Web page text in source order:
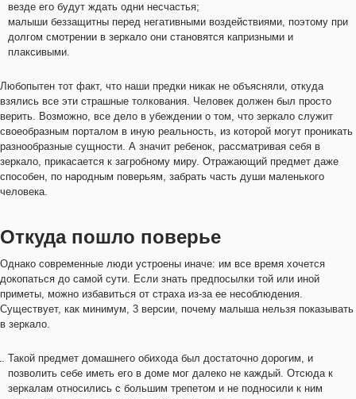
везде его будут ждать одни несчастья;
малыши беззащитны перед негативными воздействиями, поэтому при
долгом смотрении в зеркало они становятся капризными и
плаксивыми.
Любопытен тот факт, что наши предки никак не объясняли, откуда
взялись все эти страшные толкования. Человек должен был просто
верить. Возможно, все дело в убеждении о том, что зеркало служит
своеобразным порталом в иную реальность, из которой могут проникать
разнообразные сущности. А значит ребенок, рассматривая себя в
зеркало, прикасается к загробному миру. Отражающий предмет даже
способен, по народным поверьям, забрать часть души маленького
человека.
Откуда пошло поверье
Однако современные люди устроены иначе: им все время хочется
докопаться до самой сути. Если знать предпосылки той или иной
приметы, можно избавиться от страха из-за ее несоблюдения.
Существует, как минимум, 3 версии, почему малыша нельзя показывать
в зеркало.
Такой предмет домашнего обихода был достаточно дорогим, и
позволить себе иметь его в доме мог далеко не каждый. Отсюда к
зеркалам относились с большим трепетом и не подносили к ним